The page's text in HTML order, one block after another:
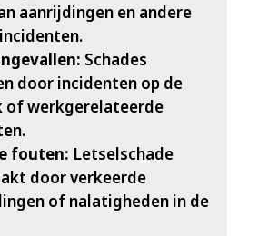
aanrijdingen en andere
Schades
door incidenten op de
of werkgerelateerde
fouten: Letselschade
door verkeerde
of nalatigheden in de